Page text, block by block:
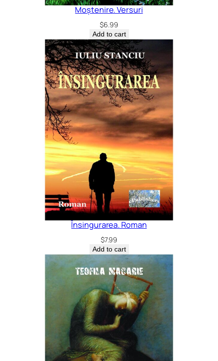
Moștenire. Versuri
$6.99
Add to cart
Însingurarea. Roman
$7.99
Add to cart